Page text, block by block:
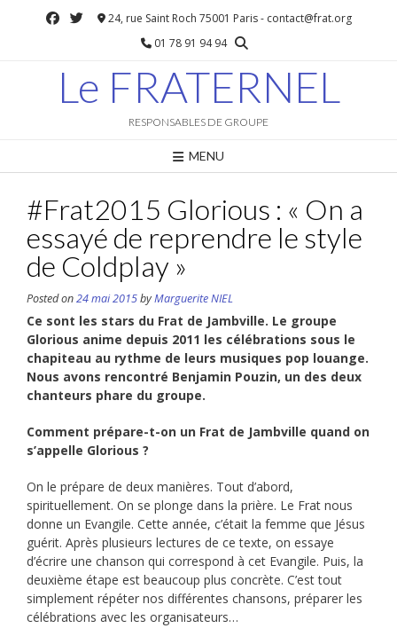
24, rue Saint Roch 75001 Paris - contact@frat.org
01 78 91 94 94
Le FRATERNEL
RESPONSABLES DE GROUPE
MENU
#Frat2015 Glorious : « On a
essayé de reprendre le style
de Coldplay »
Posted on24 mai 2015byMarguerite NIEL
Ce sont les stars du Frat de Jambville. Le groupe
Glorious anime depuis 2011 les célébrations sous le
chapiteau au rythme de leurs musiques pop louange.
Nous avons rencontré Benjamin Pouzin, un des deux
chanteurs phare du groupe.
Comment prépare-t-on un Frat de Jambville quand on
s’appelle Glorious ?
On le prépare de deux manières. Tout d’abord,
spirituellement. On se plonge dans la prière. Le Frat nous
donne un Evangile. Cette année, c’était la femme que Jésus
guérit. Après plusieurs lectures de ce texte, on essaye
d’écrire une chanson qui correspond à cet Evangile. Puis, la
deuxième étape est beaucoup plus concrète. C’est tout
simplement répéter nos différentes chansons, préparer les
célébrations avec les organisateurs…